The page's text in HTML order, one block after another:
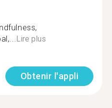
Lire plus
Obtenir l'appli